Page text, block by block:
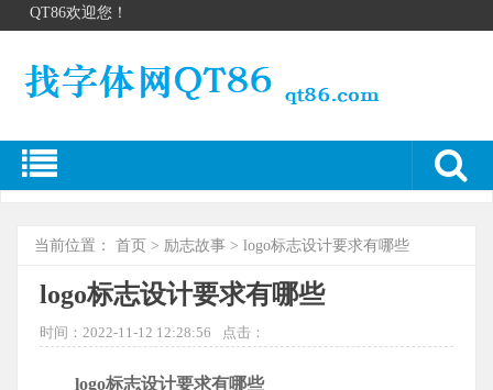
QT86欢迎您！
当前位置： 首页 > 励志故事 > logo标志设计要求有哪些
logo标志设计要求有哪些
时间：2022-11-12 12:28:56 点击：
logo标志设计要求有哪些